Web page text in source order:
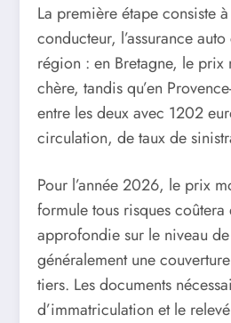
La première étape consiste
conducteur, l’assurance
région : en Bretagne, le prix
chère, tandis qu’en
entre les deux avec 1202
circulation, de taux de
Pour l’année 2026, le prix
formule tous risques
approfondie sur le niveau
généralement une
tiers. Les documents
d’immatriculation et le